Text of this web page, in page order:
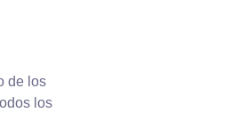
de los
los